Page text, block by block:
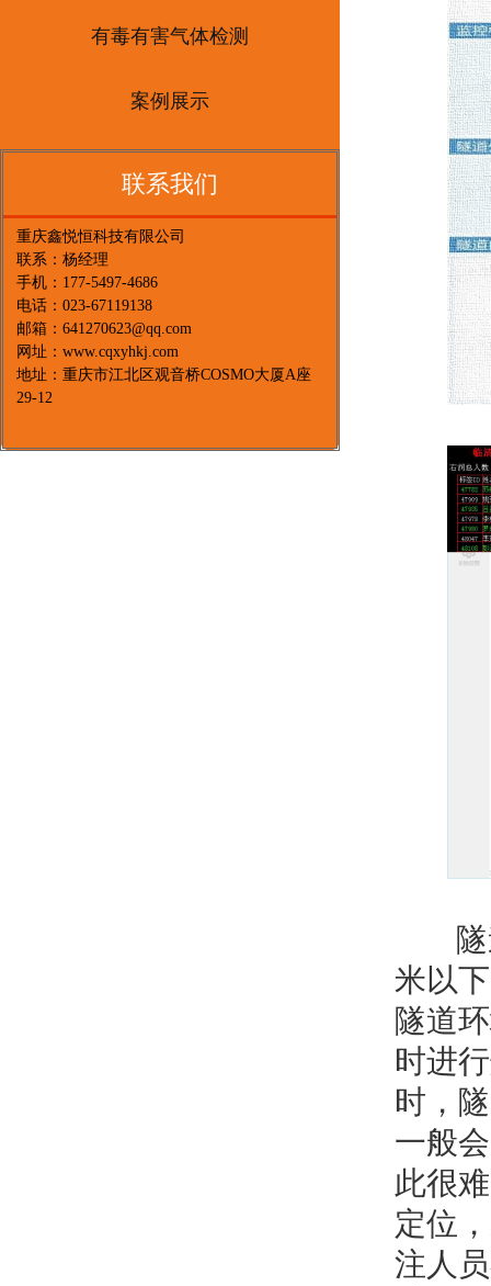
有毒有害气体检测
案例展示
联系我们
重庆鑫悦恒科技有限公司
联系：杨经理
手机：177-5497-4686
电话：023-67119138
邮箱：641270623@qq.com
网址：www.cqxyhkj.com
地址：重庆市江北区观音桥COSMO大厦A座
29-12
隧道
米以
隧道
时进
时，
一般
此很
定位
注人